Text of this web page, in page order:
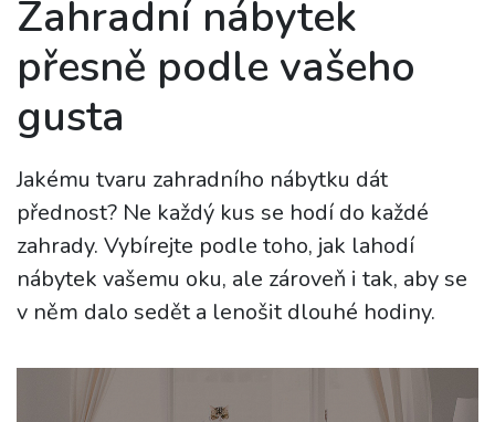
Zahradní nábytek
přesně podle vašeho
gusta
Jakému tvaru zahradního nábytku dát
přednost? Ne každý kus se hodí do každé
zahrady. Vybírejte podle toho, jak lahodí
nábytek vašemu oku, ale zároveň i tak, aby se
v něm dalo sedět a lenošit dlouhé hodiny.